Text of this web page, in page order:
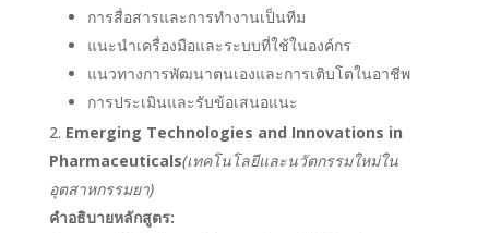
การสื่อสารและการทำงานเป็นทีม
แนะนำเครื่องมือและระบบที่ใช้ในองค์กร
แนวทางการพัฒนาตนเองและการเติบโตในอาชีพ
การประเมินและรับข้อเสนอแนะ
Emerging Technologies and Innovations in
Pharmaceuticals(เทคโนโลยีและนวัตกรรมใหม่ใน
อุตสาหกรรมยา)
คำอธิบายหลักสูตร: